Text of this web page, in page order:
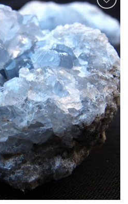
Añadir
a la
lista de
deseos